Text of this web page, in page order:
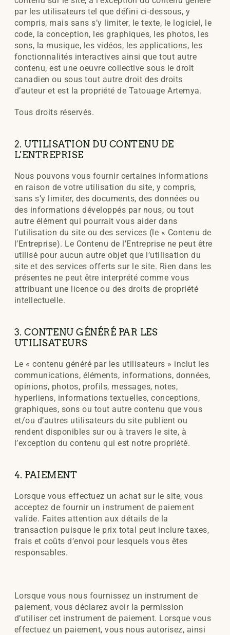
par les utilisateurs tel que défini ci-dessous, y
compris, mais sans s’y limiter, le texte, le logiciel, le
code, la conception, les graphiques, les photos, les
sons, la musique, les vidéos, les applications, les
fonctionnalités interactives ainsi que tout autre
contenu, est une oeuvre collective sous le droit
canadien ou sous tout autre droit des droits
d’auteur et est la propriété de Tatouage Artemya.
Tous droits réservés.
2. UTILISATION DU CONTENU DE
L'ENTREPRISE
Nous pouvons vous fournir certaines informations
en raison de votre utilisation du site, y compris,
sans s’y limiter, des documents, des données ou
des informations développés par nous, ou tout
autre élément qui pourrait vous aider dans
l’utilisation du site ou des services (le « Contenu de
l’Entreprise). Le Contenu de l’Entreprise ne peut être
utilisé pour aucun autre objet que l’utilisation du
site et des services offerts sur le site. Rien dans les
présentes ne peut être interprété comme vous
attribuant une licence ou des droits de propriété
intellectuelle.
3. CONTENU GÉNÉRÉ PAR LES
UTILISATEURS
Le « contenu généré par les utilisateurs » inclut les
communications, éléments, informations, données,
opinions, photos, profils, messages, notes,
hyperliens, informations textuelles, conceptions,
graphiques, sons ou tout autre contenu que vous
et/ou d’autres utilisateurs du site publient ou
rendent disponibles sur ou à travers le site, à
l’exception du contenu qui est notre propriété.
4. PAIEMENT
Lorsque vous effectuez un achat sur le site, vous
acceptez de fournir un instrument de paiement
valide. Faites attention aux détails de la
transaction puisque le prix total peut inclure taxes,
frais et coûts d’envoi pour lesquels vous êtes
responsables.
Lorsque vous nous fournissez un instrument de
paiement, vous déclarez avoir la permission
d’utiliser cet instrument de paiement. Lorsque vous
effectuez un paiement, vous nous autorisez, ainsi